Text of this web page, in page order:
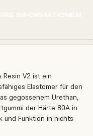
Resin V2 ist ein
Elastomer für den
gegossenem Urethan,
der Härte 80A in
und Funktion in nichts